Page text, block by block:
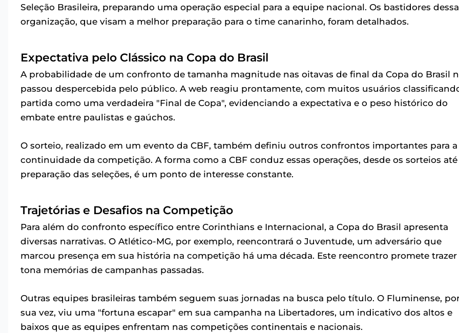
Seleção Brasileira, preparando uma operação especial para a equipe nacional. Os bastidores dessa
organização, que visam a melhor preparação para o time canarinho, foram detalhados.
Expectativa pelo Clássico na Copa do Brasil
A probabilidade de um confronto de tamanha magnitude nas oitavas de final da Copa do Brasil
passou despercebida pelo público. A web reagiu prontamente, com muitos usuários
partida como uma verdadeira "Final de Copa", evidenciando a expectativa e o peso histórico do
embate entre paulistas e gaúchos.
O sorteio, realizado em um evento da CBF, também definiu outros confrontos importantes para a
continuidade da competição. A forma como a CBF conduz essas operações, desde os sorteios até
preparação das seleções, é um ponto de interesse constante.
Trajetórias e Desafios na Competição
Para além do confronto específico entre Corinthians e Internacional, a Copa do Brasil apresenta
diversas narrativas. O Atlético-MG, por exemplo, reencontrará o Juventude, um adversário que
marcou presença em sua história na competição há uma década. Este reencontro promete trazer
tona memórias de campanhas passadas.
Outras equipes brasileiras também seguem suas jornadas na busca pelo título. O Fluminense,
sua vez, viu uma "fortuna escapar" em sua campanha na Libertadores, um indicativo dos altos e
baixos que as equipes enfrentam nas competições continentais e nacionais.